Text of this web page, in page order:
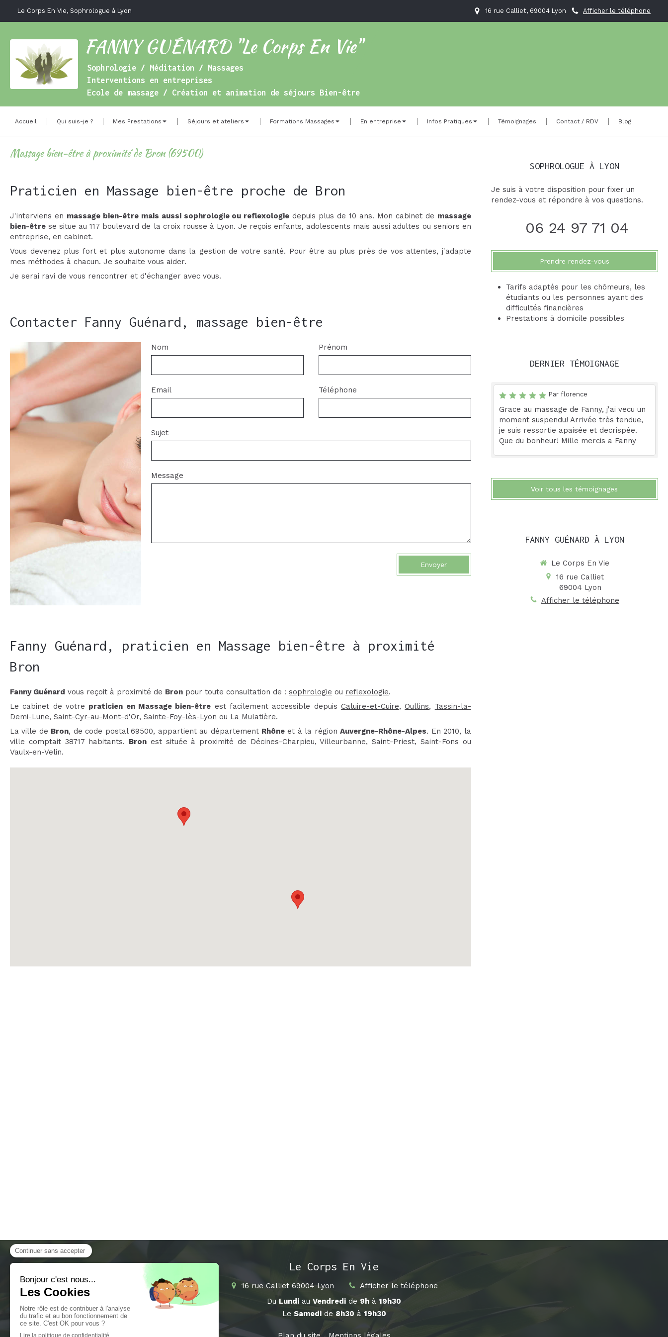
Le Corps En Vie, Sophrologue à Lyon Afficher le téléphone
16 rue Calliet, 69004 Lyon
FANNY GUÉNARD "Le Corps En Vie"
Sophrologie / Méditation / Massages
Interventions en entreprises
Ecole de massage / Création et animation de séjours Bien-être
Accueil Qui suis-je ? Mes Prestations Séjours et ateliers Formations Massages En entreprise Infos Pratiques Témoignages Contact / RDV Blog
Massage bien-être à proximité de Bron (69500)
Praticien en Massage bien-être proche de Bron
J'interviens en massage bien-être mais aussi sophrologie ou reflexologie depuis plus de 10 ans. Mon cabinet de massage
bien-être se situe au 117 boulevard de la croix rousse à Lyon. Je reçois enfants, adolescents mais aussi adultes ou seniors en
entreprise, en cabinet.
Vous devenez plus fort et plus autonome dans la gestion de votre santé. Pour être au plus près de vos attentes, j'adapte
mes méthodes à chacun. Je souhaite vous aider.
Je serai ravi de vous rencontrer et d'échanger avec vous.
Contacter Fanny Guénard, massage bien-être
Nom Prénom
Email Téléphone
Sujet
Message
Envoyer
Fanny Guénard, praticien en Massage bien-être à proximité
Bron
Fanny Guénard vous reçoit à proximité de Bron pour toute consultation de : sophrologie ou reflexologie.
Le cabinet de votre praticien en Massage bien-être est facilement accessible depuisCaluire-et-Cuire,Oullins, Tassin-la-
Demi-Lune, Saint-Cyr-au-Mont-d'Or, Sainte-Foy-lès-Lyon ou La Mulatière.
La ville de Bron, de code postal 69500, appartient au département Rhône et à la régionAuvergne-Rhône-Alpes. En 2010, la
ville comptait 38717 habitants. Bron est située à proximité de Décines-Charpieu, Villeurbanne, Saint-Priest, Saint-Fons ou
Vaulx-en-Velin.
SOPHROLOGUE À LYON
Je suis à votre disposition pour fixer un
rendez-vous et répondre à vos questions.
06 24 97 71 04
Prendre rendez-vous
Tarifs adaptés pour les chômeurs, les
étudiants ou les personnes ayant des
difficultés financières
Prestations à domicile possibles
DERNIER TÉMOIGNAGE
Par florence
Grace au massage de Fanny, j'ai vecu un
moment suspendu! Arrivée très tendue,
je suis ressortie apaisée et decrispée.
Que du bonheur! Mille mercis a Fanny
Voir tous les témoignages
FANNY GUÉNARD À LYON
Le Corps En Vie
16 rue Calliet
69004 Lyon
Afficher le téléphone
Le Corps En Vie
16 rue Calliet 69004 Lyon
Afficher le téléphone
Du Lundi au Vendredi de 9h à 19h30
Le Samedide 8h30 à 19h30